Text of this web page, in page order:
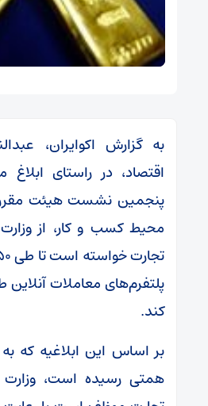
به گزارش اکوایران،‌
اقتصاد، در راستای
پنجمین نشست هیئت
محیط کسب و کار، از
پلتفرم‌های معاملات آنلاین
کند.
بر اساس این ابلاغیه که
همتی رسیده است،